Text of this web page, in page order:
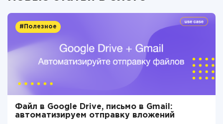
#Полезное
Файл в Google Drive, письмо в Gmail:
автоматизируем отправку вложений